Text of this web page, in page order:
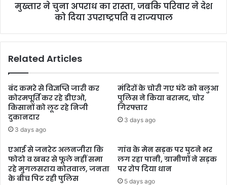
मुख्तार ने चुना अपराध का रास्ता, जबकि परिवार ने देश
को दिया उपराष्ट्रपति व राज्यपाल
Related Articles
बंद कमरे से विज्ञप्ति जारी कर
कोरमपूर्ति कर रहे डीएओ,
किसानों को लूट रहे निजी
दुकानदार
3 days ago
मंदिरों के चोरी गए घंटे को बलुआ
पुलिस ने किया बरामद, चोर
गिरफ्तार
3 days ago
एआई से जनरेट अलनजीरा कि
फोटो व खबर से फूले नहीं समा
रहे मुगलसराय कोतवाल, जनता
के बीच पिट रही पुलिस
गांव के मेन सड़क पर घुटने भर
लग रहा पानी, ग्रामीणों ने सड़क
पर रोप दिया धान
5 days ago